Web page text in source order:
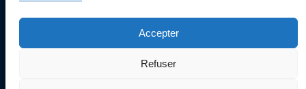
Accepter
Refuser
Conditions Générales de Vente